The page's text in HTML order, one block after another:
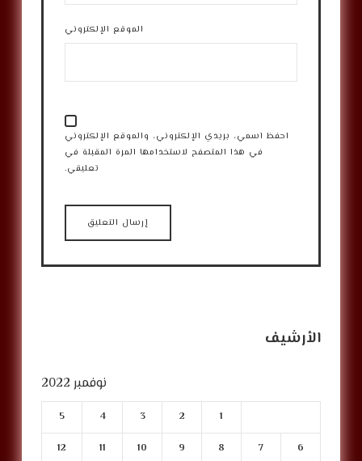
الموقع الإلكتروني
احفظ اسمي، بريدي الإلكتروني، والموقع الإلكتروني
في هذا المتصفح لاستخدامها المرة المقبلة في
تعليقي.
الأرشيف
نوفمبر 2022
1
2
3
4
5
6
7
8
9
10
11
12